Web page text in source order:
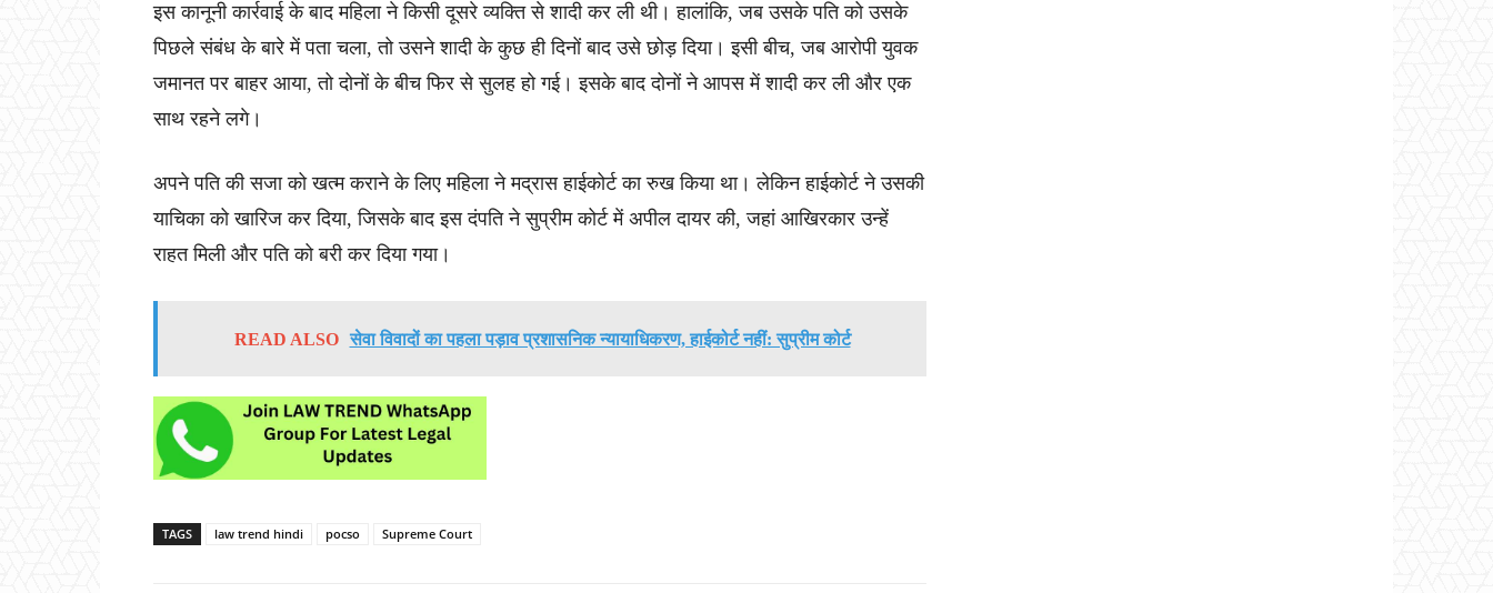
इस कानूनी कार्रवाई के बाद महिला ने किसी दूसरे व्यक्ति से शादी कर ली थी। हालांकि, जब उसके पति को उसके
पिछले संबंध के बारे में पता चला, तो उसने शादी के कुछ ही दिनों बाद उसे छोड़ दिया। इसी बीच, जब आरोपी युवक
जमानत पर बाहर आया, तो दोनों के बीच फिर से सुलह हो गई। इसके बाद दोनों ने आपस में शादी कर ली और एक
साथ रहने लगे।
अपने पति की सजा को खत्म कराने के लिए महिला ने मद्रास हाईकोर्ट का रुख किया था। लेकिन हाईकोर्ट ने उसकी
याचिका को खारिज कर दिया, जिसके बाद इस दंपति ने सुप्रीम कोर्ट में अपील दायर की, जहां आखिरकार उन्हें
राहत मिली और पति को बरी कर दिया गया।
READ ALSO सेवा विवादों का पहला पड़ाव प्रशासनिक न्यायाधिकरण, हाईकोर्ट नहीं: सुप्रीम कोर्ट
TAGS law trend hindi pocso Supreme Court